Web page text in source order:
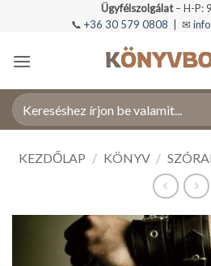
Ügyfélszolgálat– H-P:
📞 +36 30 579 0808 | ✉
Keresés
a
KEZDŐLAP / KÖNYV /